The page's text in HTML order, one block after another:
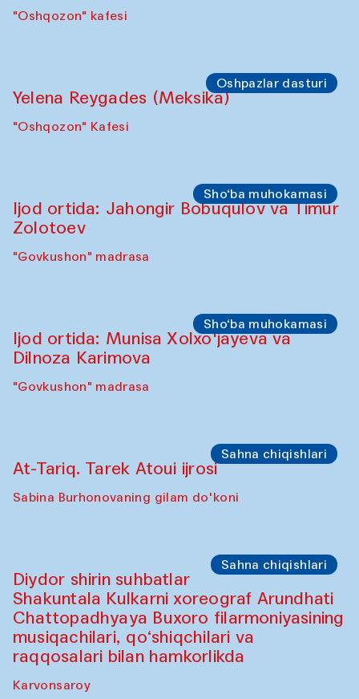
"Oshqozon" kafesi
Oshpazlar dasturi
Yelena Reygades (Meksika)
"Oshqozon" Kafesi
Sho‘ba muhokamasi
Ijod ortida: Jahongir Bobuqulov va Timur
Zolotoev
"Govkushon" madrasa
Sho‘ba muhokamasi
Ijod ortida: Munisa Xolxo'jayeva va
Dilnoza Karimova
"Govkushon" madrasa
Sahna chiqishlari
At-Tariq. Tarek Atoui ijrosi
Sabina Burhonovaning gilam do'koni
Sahna chiqishlari
Diydor shirin suhbatlar
Shakuntala Kulkarni xoreograf Arundhati
Chattopadhyaya Buxoro filarmoniyasining
musiqachilari, qo‘shiqchilari va
raqqosalari bilan hamkorlikda
Karvonsaroy